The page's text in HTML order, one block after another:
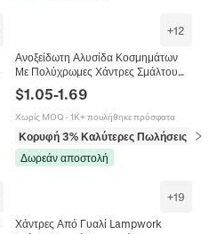
+12
Ανοξείδωτη Αλυσίδα Κοσμημάτων
Με Πολύχρωμες Χάντρες Σμάλτου
Επίπεδη Αλυσίδα Για DIY Κολιέ
Βραχιόλι Χειροποίητα Αξεσουάρ
$1.05-1.69
Χωρίς MOQ · 1K+ πουλήθηκε πρόσφατα
Κορυφή 3% Καλύτερες Πωλήσεις
σε
Δωρεάν αποστολή
+19
Χάντρες Από Γυαλί Lampwork